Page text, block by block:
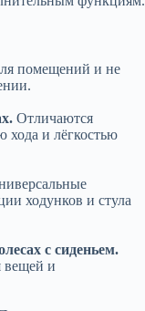
помещений и не
Отличаются
хода и лёгкостью
ходунков и стула
с сиденьем.
вещей и